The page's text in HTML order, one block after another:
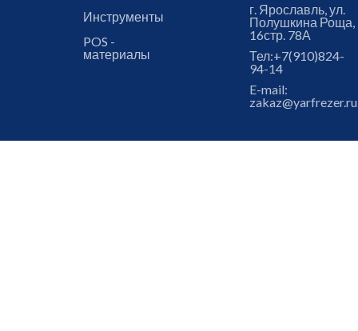
Инструменты
POS -
материалы
г. Ярославль, ул.
Полушкина Роща,
16стр. 78А
Тел:+7(910)824-
94-14
E-mail:
zakaz@yarfrezer.ru